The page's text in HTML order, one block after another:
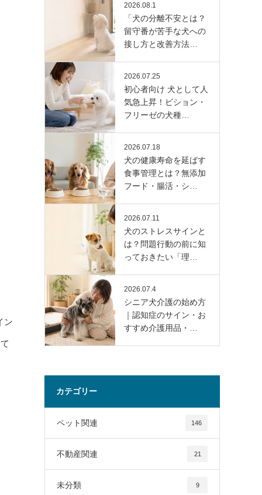
ン
2026.08.1
「犬の分離不安とは？
留守番が苦手な犬への
接し方と改善方法…
2026.07.25
初心者向け 犬として人
気急上昇！ビション・
フリーゼの犬種…
2026.07.18
犬の健康寿命を延ばす
食事管理とは？無添加
フード・腸活・シ…
2026.07.11
犬のストレスサインと
は？問題行動の前に知
っておきたい「理…
2026.07.4
シニア犬介護の始め方
｜認知症のサイン・お
すすめ介護用品・…
カテゴリー
ペット関連 146
不動産関連 21
未分類 9